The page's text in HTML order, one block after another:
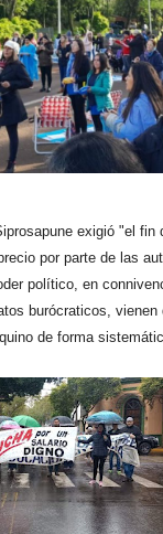
exigió "el fin
por parte de las
político, en
burócraticos, vienen
de forma